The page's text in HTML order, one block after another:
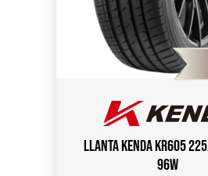
Llanta KENDA KR605
96W